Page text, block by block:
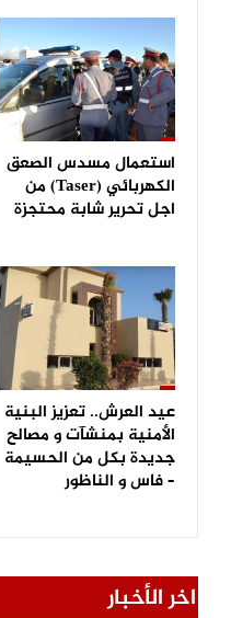
استعمال مسدس الصعق
الكهربائي (Taser) من
اجل تحرير شابة محتجزة
عيد العرش.. تعزيز البنية
الأمنية بمنشآت و مصالح
جديدة بكل من الحسيمة
– فاس و الناظور
اخر الأخبار